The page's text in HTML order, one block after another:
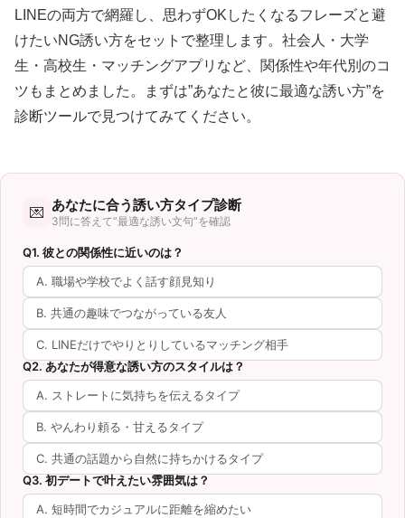
LINEの両方で網羅し、思わずOKしたくなるフレーズと避
けたいNG誘い方をセットで整理します。社会人・大学
生・高校生・マッチングアプリなど、関係性や年代別のコ
ツもまとめました。まずは”あなたと彼に最適な誘い方”を
診断ツールで見つけてみてください。
💌 あなたに合う誘い方タイプ診断
3問に答えて”最適な誘い文句”を確認
Q1. 彼との関係性に近いのは？
A. 職場や学校でよく話す顔見知り
B. 共通の趣味でつながっている友人
C. LINEだけでやりとりしているマッチング相手
Q2. あなたが得意な誘い方のスタイルは？
A. ストレートに気持ちを伝えるタイプ
B. やんわり頼る・甘えるタイプ
C. 共通の話題から自然に持ちかけるタイプ
Q3. 初デートで叶えたい雰囲気は？
A. 短時間でカジュアルに距離を縮めたい